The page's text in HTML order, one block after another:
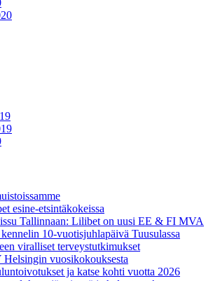
esine-etsintäkokeissa
Tallinnaan: Lilibet on uusi EE & FI MVA
10-vuotisjuhlapäivä Tuusulassa
viralliset terveystutkimukset
Helsingin vuosikokouksesta
ja katse kohti vuotta 2026